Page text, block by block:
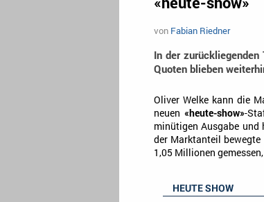
von Fabian Riedner
In der
Quoten blieben
Oliver Welke kann die
neuen «heute-show»-
minütigen Ausgabe und
der Marktanteil
1,05 Millionen